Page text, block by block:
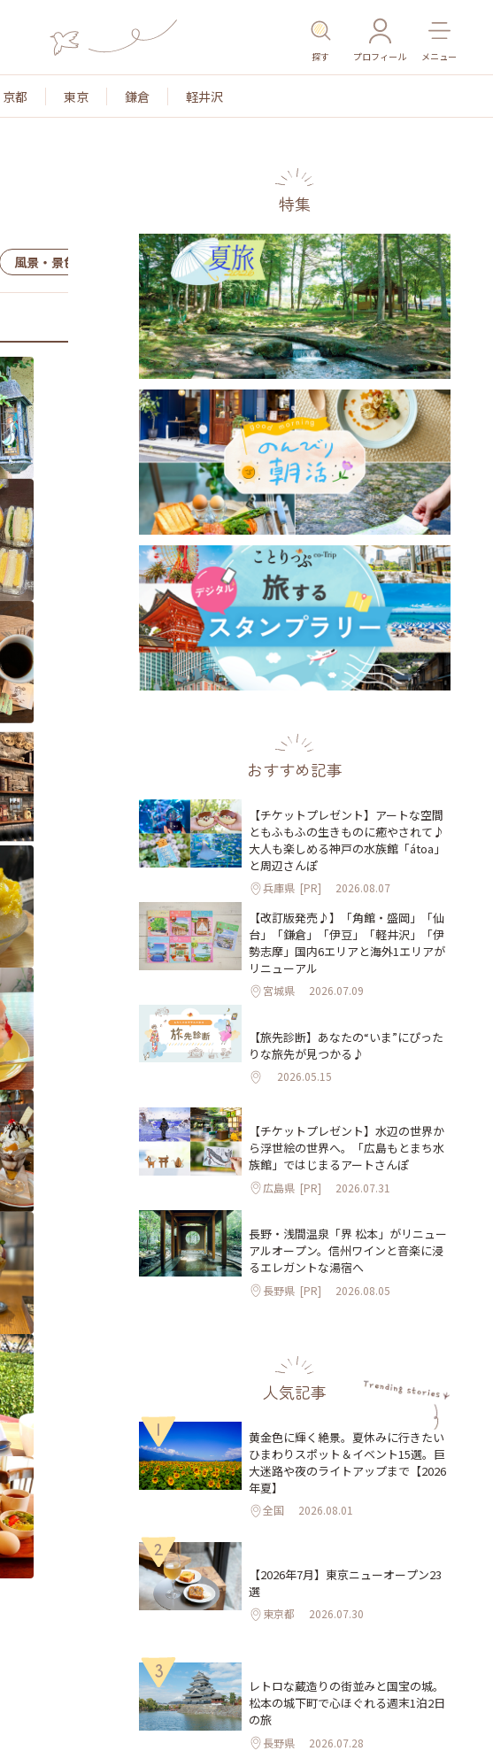
探す プロフィール メニュー
京都 東京 鎌倉 軽井沢
風景・景色 名所・旧跡 温泉・スパ その他施設 ごはん
特集
おすすめ記事
【チケットプレゼント】アートな空間
ともふもふの生きものに癒やされて♪
大人も楽しめる神戸の水族館「átoa」
と周辺さんぽ
兵庫県 [PR] 2026.08.07
【改訂版発売♪】「角館・盛岡」「仙
台」「鎌倉」「伊豆」「軽井沢」「伊
勢志摩」国内6エリアと海外1エリアが
リニューアル
宮城県 2026.07.09
【旅先診断】あなたの“いま”にぴった
りな旅先が見つかる♪
2026.05.15
【チケットプレゼント】水辺の世界か
ら浮世絵の世界へ。「広島もとまち水
族館」ではじまるアートさんぽ
広島県 [PR] 2026.07.31
長野・浅間温泉「界 松本」がリニュー
アルオープン。信州ワインと音楽に浸
るエレガントな湯宿へ
長野県 [PR] 2026.08.05
人気記事
1
黄金色に輝く絶景。夏休みに行きたい
ひまわりスポット＆イベント15選。巨
大迷路や夜のライトアップまで【2026
年夏】
全国 2026.08.01
2
【2026年7月】東京ニューオープン23
選
東京都 2026.07.30
3
レトロな蔵造りの街並みと国宝の城。
松本の城下町で心ほぐれる週末1泊2日
の旅
長野県 2026.07.28